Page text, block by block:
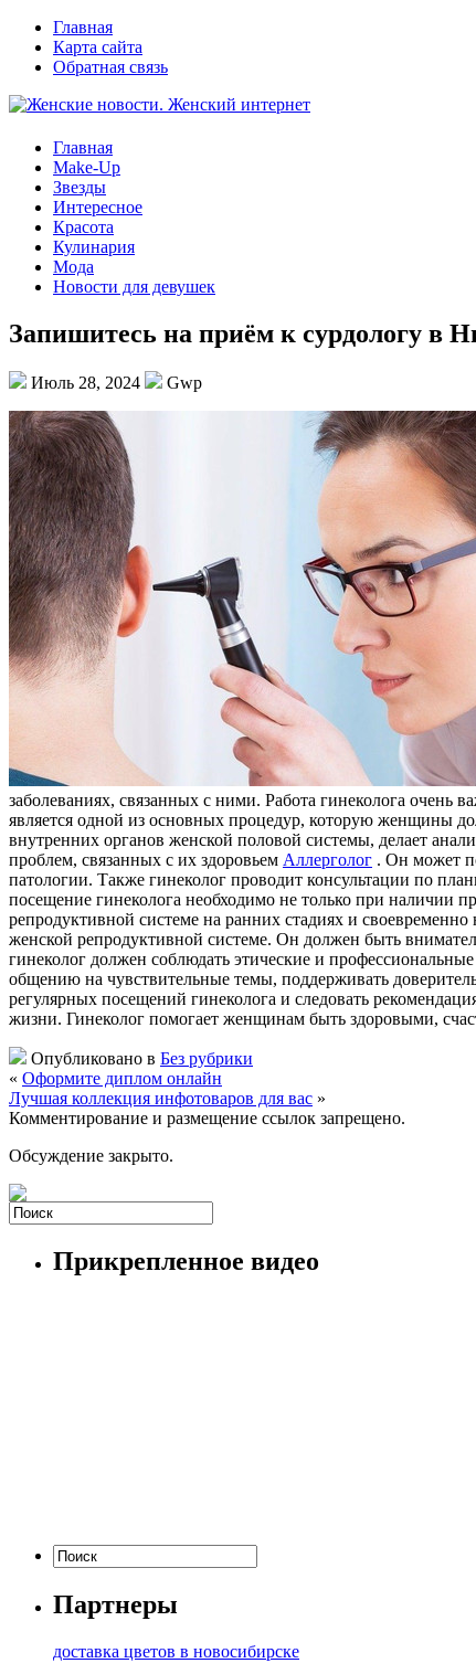
Главная
Карта сайта
Обратная связь
Главная
Make-Up
Звезды
Интересное
Красота
Кулинария
Мода
Новости для девушек
Запишитесь на приём к сурдологу в
Июль 28, 2024 Gwp
заболеваниях, связанных с ними. Работа гинеколога очень
является одной из основных процедур, которую женщины
внутренних органов женской половой системы, делает
проблем, связанных с их здоровьем Аллерголог . Он может
патологии. Также гинеколог проводит консультации по
посещение гинеколога необходимо не только при наличии
репродуктивной системе на ранних стадиях и
женской репродуктивной системе. Он должен быть
гинеколог должен соблюдать этические и
общению на чувствительные темы, поддерживать
регулярных посещений гинеколога и следовать
жизни. Гинеколог помогает женщинам быть здоровыми,
Опубликовано в Без рубрики
« Оформите диплом онлайн
Лучшая коллекция инфотоваров для вас »
Комментирование и размещение ссылок запрещено.
Обсуждение закрыто.
Прикрепленное видео
Партнеры
доставка цветов в новосибирске